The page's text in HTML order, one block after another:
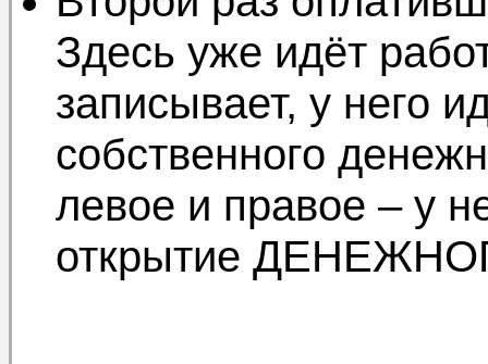
Здесь уже идёт
записывает, у него
собственного
левое и правое – у
открытие